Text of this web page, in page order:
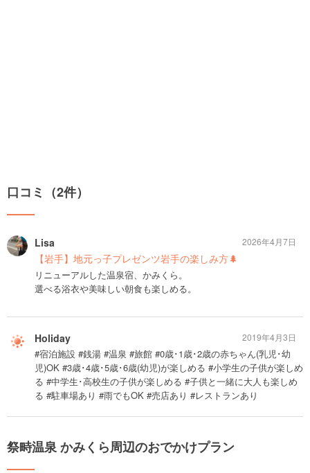
口コミ（2件）
Lisa
【岩手】地元っ子プレゼンツ岩手の楽しみ方🌲
リニューアルした温泉宿、かみくら。
選べる浴衣や美味しい朝食も楽しめる。
2026年4月7日
Holiday
#宿泊施設 #銭湯 #温泉 #旅館 #0歳･1歳･2歳の赤ちゃん(乳児･幼
児)OK #3歳･4歳･5歳･6歳(幼児)が楽しめる #小学生の子供が楽しめ
る #中学生･高校生の子供が楽しめる #子供と一緒に大人も楽しめ
る #駐車場あり #雨でもOK #売店あり #レストランあり
2019年4月3日
祭畤温泉 かみくら周辺のおでかけプラン